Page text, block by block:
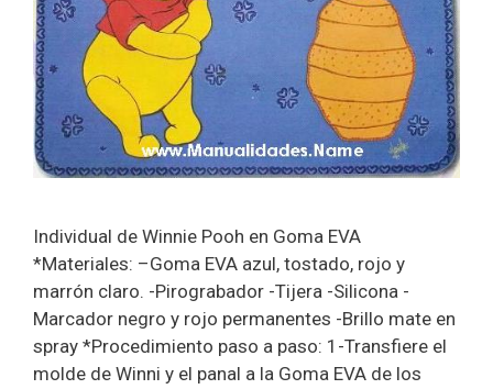
Individual de Winnie Pooh en Goma EVA
*Materiales: –Goma EVA azul, tostado, rojo y
marrón claro. -Pirograbador -Tijera -Silicona -
Marcador negro y rojo permanentes -Brillo mate en
spray *Procedimiento paso a paso: 1-Transfiere el
molde de Winni y el panal a la Goma EVA de los